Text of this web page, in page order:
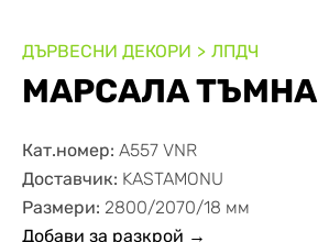
ДЪРВЕСНИ ДЕКОРИ ЛПДЧ
МАРСАЛА ТЪМНА
Кат.номер: А557 VNR
Доставчик: KASTAMONU
Размери: 2800/2070/18 мм
Добави за разкрой →